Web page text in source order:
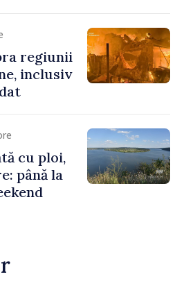
regiunii
inclusiv
cu ploi,
până la